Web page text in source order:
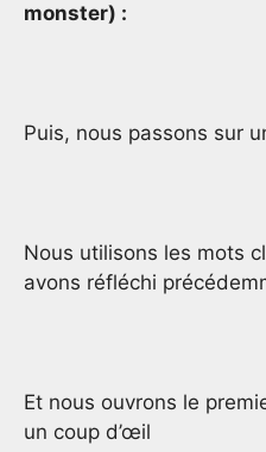
monster) :
Puis, nous passons sur
Nous utilisons les mots
avons réfléchi
Et nous ouvrons le
un coup d’œil